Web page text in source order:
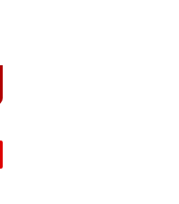
BRIN Olah Data